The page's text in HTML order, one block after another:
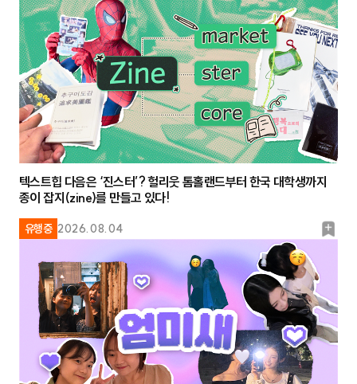
유행중 2026.08.04
북
크
텍스트힙 다음은 ‘진스터’? 헐리웃 톰홀랜드부터 한국 대학생까지
종이 잡지(zine)를 만들고 있다!